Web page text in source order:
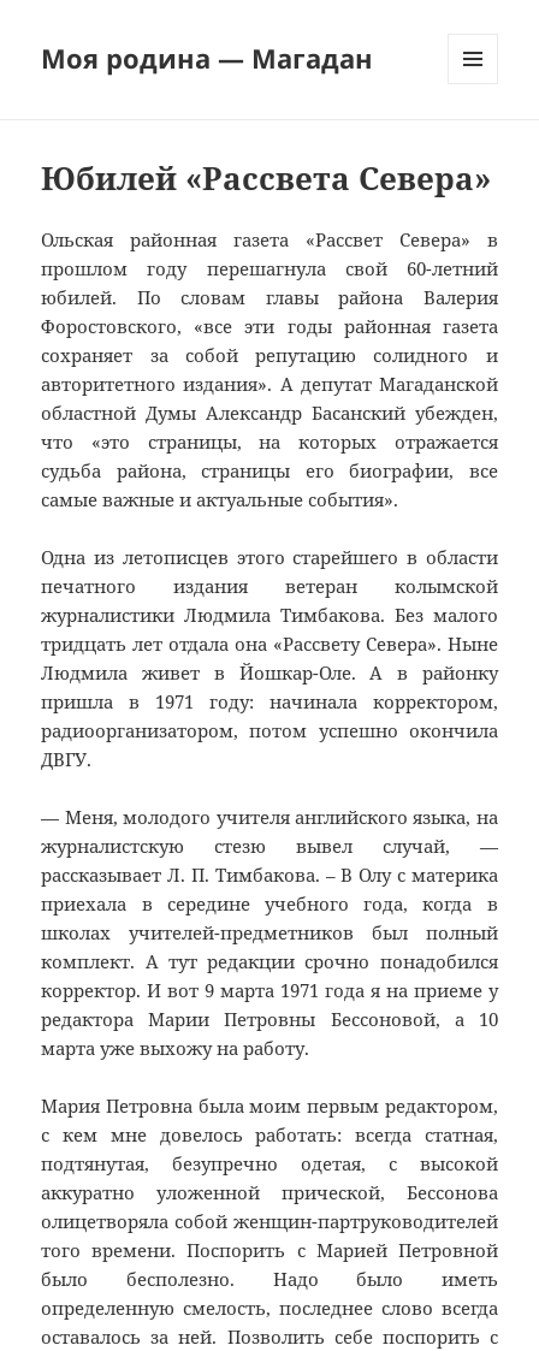
Моя родина — Магадан
Юбилей «Рассвета Севера»
Ольская районная газета «Рассвет Севера» в
прошлом году перешагнула свой 60-летний
юбилей. По словам главы района Валерия
Форостовского, «все эти годы районная газета
сохраняет за собой репутацию солидного и
авторитетного издания». А депутат Магаданской
областной Думы Александр Басанский убежден,
что «это страницы, на которых отражается
судьба района, страницы его биографии, все
самые важные и актуальные события».
Одна из летописцев этого старейшего в области
печатного издания ветеран колымской
журналистики Людмила Тимбакова. Без малого
тридцать лет отдала она «Рассвету Севера». Ныне
Людмила живет в Йошкар-Оле. А в районку
пришла в 1971 году: начинала корректором,
радиоорганизатором, потом успешно окончила
ДВГУ.
— Меня, молодого учителя английского языка, на
журналистскую стезю вывел случай, —
рассказывает Л. П. Тимбакова. – В Олу с материка
приехала в середине учебного года, когда в
школах учителей-предметников был полный
комплект. А тут редакции срочно понадобился
корректор. И вот 9 марта 1971 года я на приеме у
редактора Марии Петровны Бессоновой, а 10
марта уже выхожу на работу.
Мария Петровна была моим первым редактором,
с кем мне довелось работать: всегда статная,
подтянутая, безупречно одетая, с высокой
аккуратно уложенной прической, Бессонова
олицетворяла собой женщин-партруководителей
того времени. Поспорить с Марией Петровной
было бесполезно. Надо было иметь
определенную смелость, последнее слово всегда
оставалось за ней. Позволить себе поспорить с